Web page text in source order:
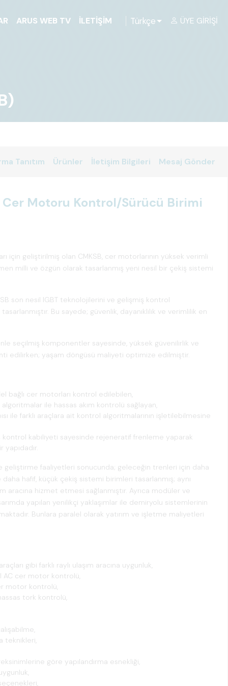
ARUS WEB TV İLETIŞIM Türkçe ÜYE GIRIŞI
Tanıtım Ürünler İletişim Bilgileri Mesaj Gönder
Cer Motoru Kontrol/Sürücü Birimi
için geliştirilmiş olan CMKSB, cer motorlarının yüksek verimli
milli ve özgün olarak tasarlanmış yeni nesil bir çekiş sistemi
son nesil IGBT teknolojilerini ve gelişmiş kontrol
Bu sayede; güvenlik, dayanıklılık ve verimlilik en
seçilmiş komponentler sayesinde, yüksek güvenilirlik ve
edilirken; yaşam döngüsü maliyeti optimize edilmiştir.
bağlı cer motorları kontrol edilebilen,
algoritmalar ile hassas akım kontrolü sağlayan,
ile farklı araçlara ait kontrol algoritmalarının işletilebilmesine
kontrol kabiliyeti sayesinde rejeneratif frenleme yaparak
geliştirme faaliyetleri sonucunda; geleceğin trenleri için daha
hafif, küçük çekiş sistemi birimleri tasarlanmış; aynı
aracına hizmet etmesi sağlanmıştır. Ayrıca modüler ve
yapılan yenilikçi yaklaşımlar ile demiryolu sistemlerinin
Bunlara paralel olarak yatırım ve işletme maliyetleri
gibi farklı raylı ulaşım aracına uygunluk,
cer motor kontrolü,
motor kontrolü,
tork kontrolü,
teknikleri,
göre yapılandırma esnekliği,